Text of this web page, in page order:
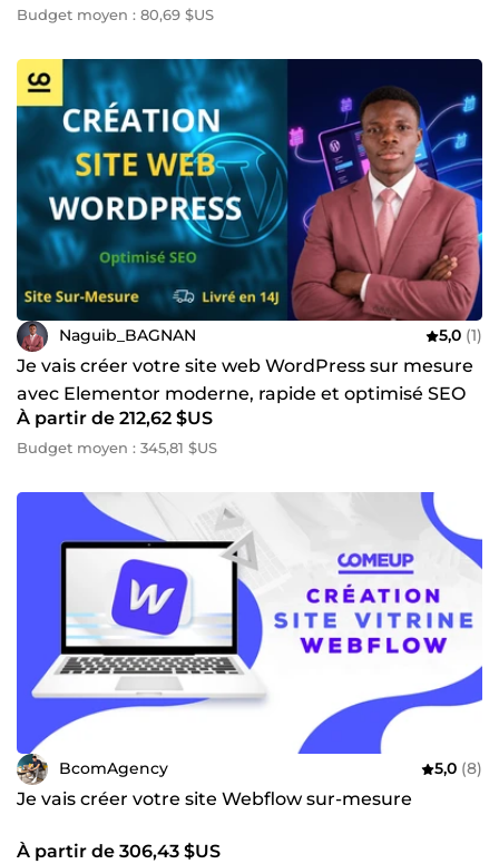
Budget moyen : 80,69 $US
Naguib_BAGNAN 5,0 (1)
Je vais créer votre site web WordPress sur mesure
avec Elementor moderne, rapide et optimisé SEO
À partir de 212,62 $US
Budget moyen : 345,81 $US
BcomAgency 5,0 (8)
Je vais créer votre site Webflow sur-mesure
À partir de 306,43 $US